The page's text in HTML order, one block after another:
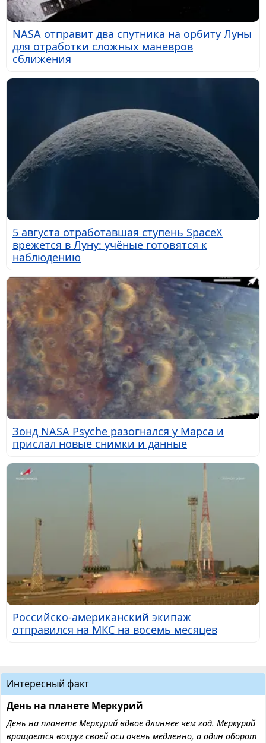
NASA отправит два спутника на орбиту Луны
для отработки сложных маневров
сближения
5 августа отработавшая ступень SpaceX
врежется в Луну: учёные готовятся к
наблюдению
Зонд NASA Psyche разогнался у Марса и
прислал новые снимки и данные
Российско-американский экипаж
отправился на МКС на восемь месяцев
Интересный факт
День на планете Меркурий
День на планете Меркурий вдвое длиннее чем год. Меркурий
вращается вокруг своей оси очень медленно, а один оборот